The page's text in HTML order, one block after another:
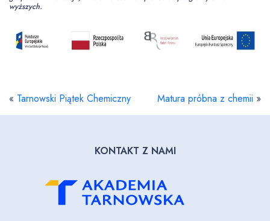
wyższych.
« Tarnowski Piątek Chemiczny Matura próbna z chemii »
KONTAKT Z NAMI